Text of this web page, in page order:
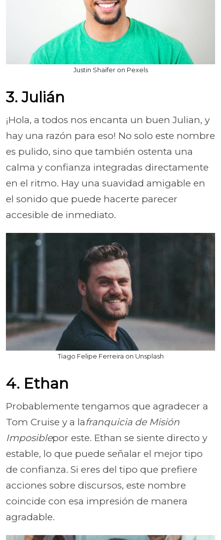
Justin Shaifer on Pexels
3. Julián
¡Hola, a todos nos encanta un buen Julian, y
hay una razón para eso! No solo este nombre
es pulido, sino que también ostenta una
calma y confianza integradas directamente
en el ritmo. Hay una suavidad amigable en
el sonido que puede hacerte parecer
accesible de inmediato.
Tiago Felipe Ferreira on Unsplash
4. Ethan
Probablemente tengamos que agradecer a
Tom Cruise y a lafranquicia de Misión
Imposiblepor este. Ethan se siente directo y
estable, lo que puede señalar el mejor tipo
de confianza. Si eres del tipo que prefiere
acciones sobre discursos, este nombre
coincide con esa impresión de manera
agradable.